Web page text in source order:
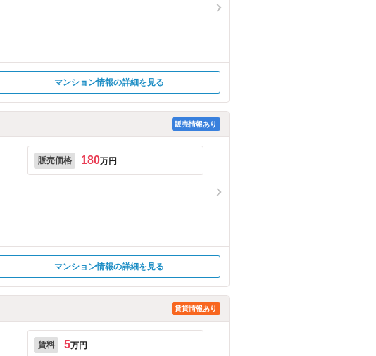
マンション情報の詳細を見る
販売情報あり
販売価格 180万円
マンション情報の詳細を見る
賃貸情報あり
賃料 5万円